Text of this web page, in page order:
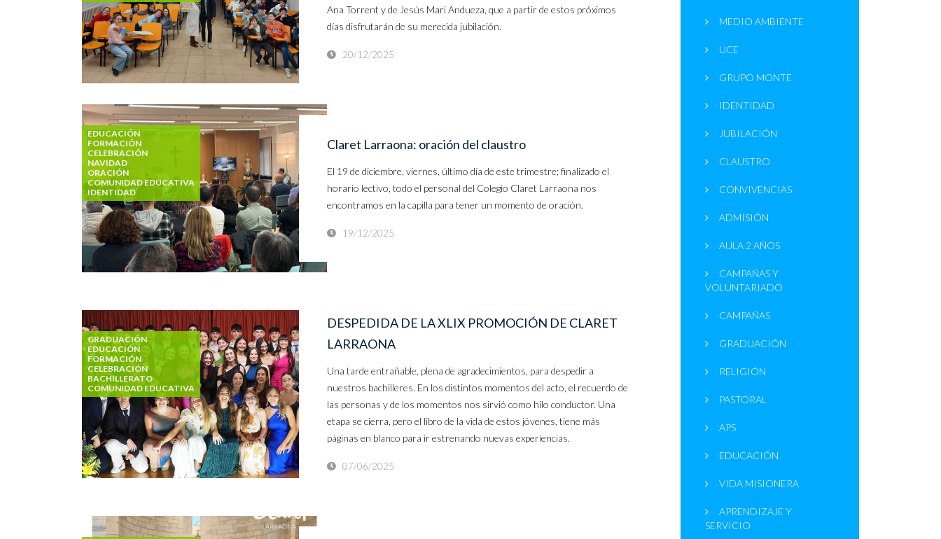
Ana Torrent y de Jesús Mari Andueza, que a partir de estos próximos
días disfrutarán de su merecida jubilación.
20/12/2025
EDUCACIÓN
FORMACIÓN
CELEBRACIÓN
NAVIDAD
ORACIÓN
COMUNIDAD EDUCATIVA
IDENTIDAD
Claret Larraona: oración del claustro
El 19 de diciembre, viernes, último día de este trimestre; finalizado el
horario lectivo, todo el personal del Colegio Claret Larraona nos
encontramos en la capilla para tener un momento de oración.
19/12/2025
GRADUACIÓN
EDUCACIÓN
FORMACIÓN
CELEBRACIÓN
BACHILLERATO
COMUNIDAD EDUCATIVA
DESPEDIDA DE LA XLIX PROMOCIÓN DE CLARET
LARRAONA
Una tarde entrañable, plena de agradecimientos, para despedir a
nuestros bachilleres. En los distintos momentos del acto, el recuerdo de
las personas y de los momentos nos sirvió como hilo conductor. Una
etapa se cierra, pero el libro de la vida de estos jóvenes, tiene más
páginas en blanco para ir estrenando nuevas experiencias.
07/06/2025
MEDIO AMBIENTE
UCE
GRUPO MONTE
IDENTIDAD
JUBILACIÓN
CLAUSTRO
CONVIVENCIAS
ADMISIÓN
AULA 2 AÑOS
CAMPAÑAS Y
VOLUNTARIADO
CAMPAÑAS
GRADUACIÓN
RELIGIÓN
PASTORAL
APS
EDUCACIÓN
VIDA MISIONERA
APRENDIZAJE Y
SERVICIO